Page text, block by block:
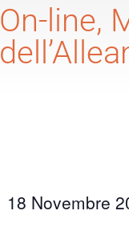
On-line,
18 Novembre